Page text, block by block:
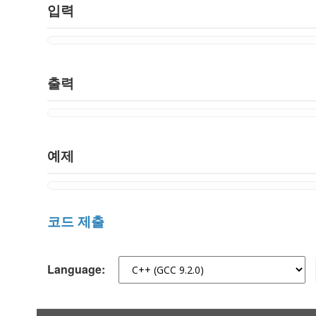
입력
출력
예제
코드 제출
Language: